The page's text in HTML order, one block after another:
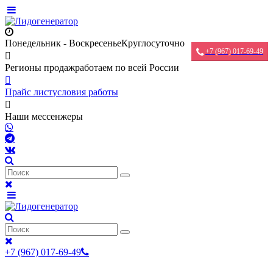
+7 (967) 017-69-49
Понедельник - ВоскресеньеКруглосуточно
Регионы продажработаем по всей России
Прайс листусловия работы
Наши мессенжеры
+7 (967) 017-69-49